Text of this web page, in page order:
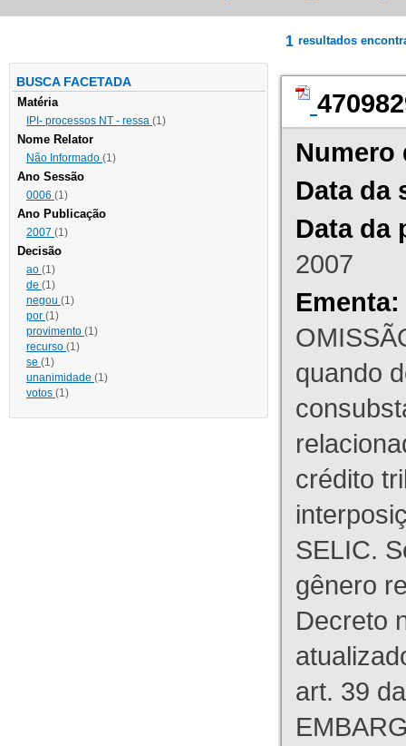
BUSCA FACETADA
Matéria
IPI- processos NT - ressa (1)
Nome Relator
Não Informado (1)
Ano Sessão
0006 (1)
Ano Publicação
2007 (1)
Decisão
ao (1)
de (1)
negou (1)
por (1)
provimento (1)
recurso (1)
se (1)
unanimidade (1)
votos (1)
1 resultados
Numero
Data da
Data da
2007
Ementa:
quando
crédito
SELIC.
gênero
Decreto
art. 39